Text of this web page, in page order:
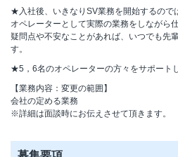
★入社後、いきなりSV業務を開始するので
オペレーターとして実際の業務をしながら
疑問点や不安なことがあれば、いつでも先
す。
★5，6名のオペレーターの方々をサポート
【業務内容：変更の範囲】
会社の定める業務
※詳細は面談時にお伝えさせて頂きます。